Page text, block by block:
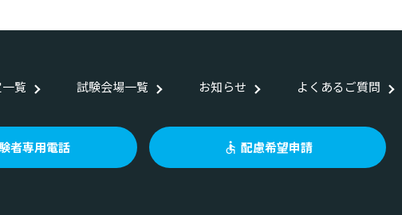
覧 試験会場一覧 お知らせ よくあるご質問
者専用電話 配慮希望申請